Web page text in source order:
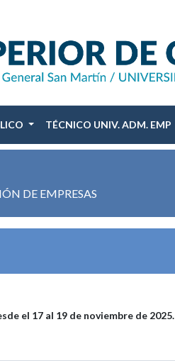
TÉCNICO UNIV. ADM. EMP
DE EMPRESAS
el 17 al 19 de noviembre de 2025.